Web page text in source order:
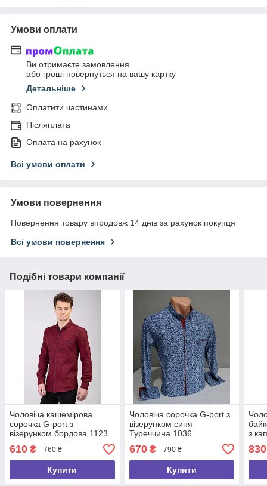
Умови оплати
Ви отримаєте замовлення
або гроші повернуться на вашу картку
Детальніше
Оплатити частинами
Післяплата
Оплата на рахунок
Всі умови оплати
Умови повернення
Повернення товару впродовж 14 днів за рахунок покупця
Всі умови повернення
Подібні товари компанії
Чоловіча кашемірова
сорочка G-port з
візерунком бордова 1123
610 ₴ 760 ₴
Купити
Чоловіча сорочка G-port з
візерунком синя
Туреччина 1036
670₴ 790 ₴
Купити
з
830